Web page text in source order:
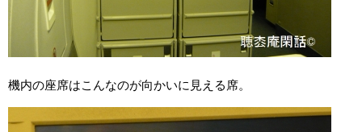
機内の座席はこんなのが向かいに見える席。